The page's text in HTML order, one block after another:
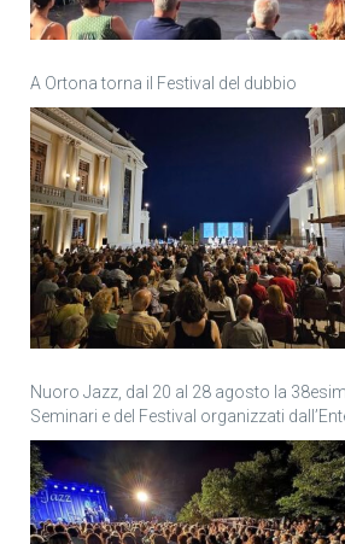
A Ortona torna il Festival del dubbio
Nuoro Jazz, dal 20 al 28 agosto la
Seminari e del Festival organizzati